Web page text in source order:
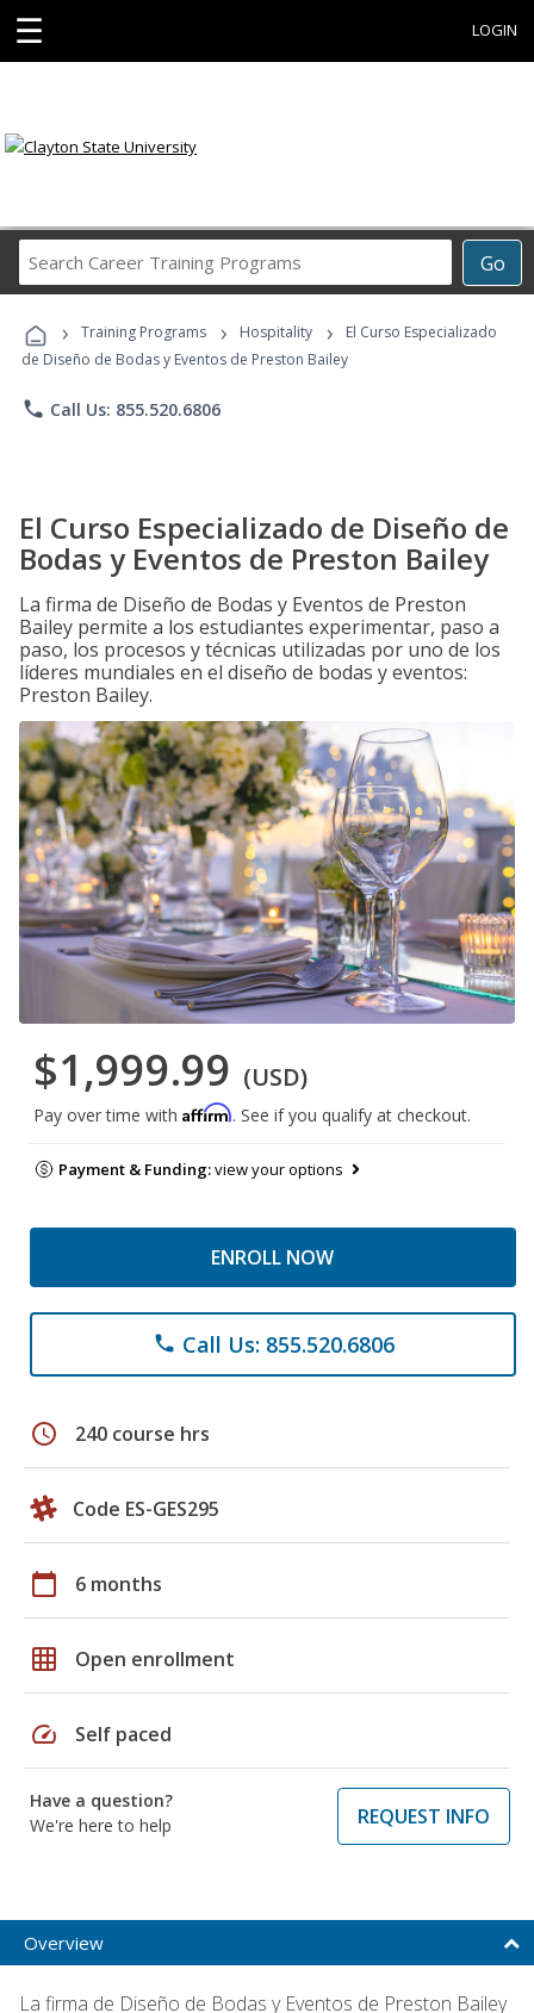
☰ LOGIN
Go
Career
Programs
› Training Programs › Hospitality ›
El Curso Especializado
de Diseño de Bodas y Eventos de Preston Bailey
phone Call Us: 855.520.6806
El Curso Especializado de Diseño de
Bodas y Eventos de Preston Bailey
La firma de Diseño de Bodas y Eventos de Preston
Bailey permite a los estudiantes experimentar, paso a
paso, los procesos y técnicas utilizadas por uno de los
líderes mundiales en el diseño de bodas y eventos:
Preston Bailey.
$1,999.99 (USD)
Pay over time with Affirm. See if you qualify at checkout.
Payment & Funding:view your options
ENROLL NOW
phone Call Us: 855.520.6806
schedule 240 course hrs
Code ES-GES295
calendar_today 6 months
grid_on Open enrollment
speed Self paced
Have a question?
We're here to help
REQUEST INFO
Overview
La firma de Diseño de Bodas y Eventos de Preston Bailey